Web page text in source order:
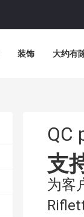
装饰 大约有
QC
支
为客